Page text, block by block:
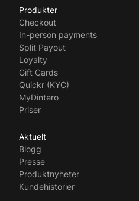
Produkter
Checkout
In-person payments
Split Payout
Loyalty
Gift Cards
Quickr (KYC)
MyDintero
Priser
Aktuelt
Blogg
Presse
Produktnyheter
Kundehistorier